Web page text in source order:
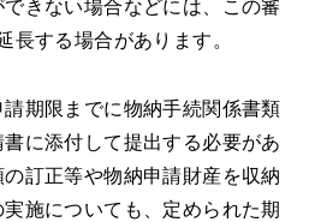
きない場合などには、この審
長する場合があります。
期限までに物納手続関係書類
に添付して提出する必要があ
訂正等や物納申請財産を収納
施についても、定められた期